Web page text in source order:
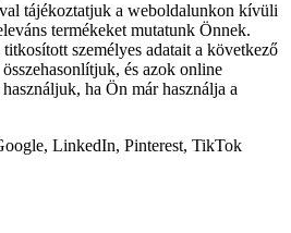
tájékoztatjuk a weboldalunkon kívüli
termékeket mutatunk Önnek.
személyes adatait a következő
és azok online
ha Ön már használja a
LinkedIn, Pinterest, TikTok